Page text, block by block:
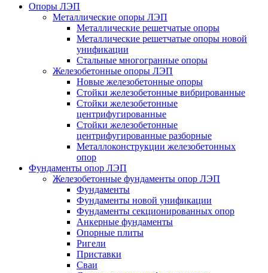
Опоры ЛЭП
Металлические опоры ЛЭП
Металлические решетчатые опоры
Металлические решетчатые опоры новой
унификации
Стальные многогранные опоры
Железобетонные опоры ЛЭП
Новые железобетонные опоры
Стойки железобетонные вибрированные
Стойки железобетонные
центрифугированные
Стойки железобетонные
центрифугированные разборные
Металлоконструкции железобетонных
опор
Фундаменты опор ЛЭП
Железобетонные фундаменты опор ЛЭП
Фундаменты
Фундаменты новой унификации
Фундаменты секционированных опор
Анкерные фундаменты
Опорные плиты
Ригели
Приставки
Сваи